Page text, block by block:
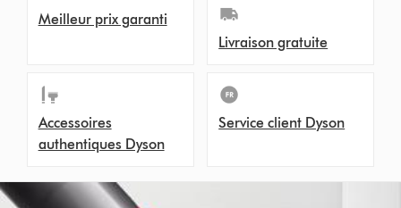
Meilleur prix garanti
Livraison gratuite
Accessoires
authentiques Dyson
Service client Dyson